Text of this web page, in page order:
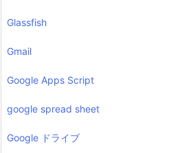
Glassfish
Gmail
Google Apps Script
google spread sheet
Google ドライブ